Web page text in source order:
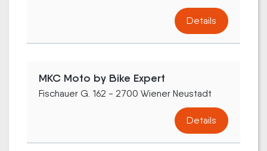
Details
MKC Moto by Bike Expert
Fischauer G. 162 - 2700 Wiener Neustadt
Details